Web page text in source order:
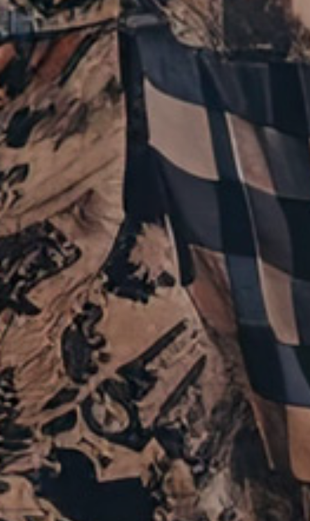
×
Seleziona un paese
Africa
Americas
Asia/Pacific
Central Asia
Scegli il tuo Centro
Soluzioni MBE